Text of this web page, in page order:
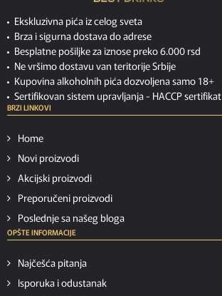
Ekskluzivna pića iz celog sveta
Brza i sigurna dostava do adrese
Besplatne pošiljke za iznose preko 6.000 rsd
Ne vršimo dostavu van teritorije Srbije
Kupovina alkoholnih pića dozvoljena samo 18+
Sertifikovan sistem upravljanja - HACCP sertifikat
BRZI LINKOVI
Home
Novi proizvodi
Akcijski proizvodi
Preporučeni proizvodi
Poslednje sa našeg bloga
OPŠTE INFORMACIJE
Najčešća pitanja
Isporuka i odustanak